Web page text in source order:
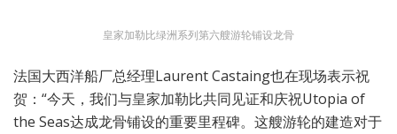
皇家加勒比绿洲系列第六艘游轮铺设龙骨
法国大西洋船厂总经理Laurent Castaing也在现场表示祝
贺：“今天，我们与皇家加勒比共同见证和庆祝Utopia of
the Seas达成龙骨铺设的重要里程碑。这艘游轮的建造对于